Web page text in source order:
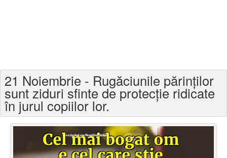
Felicitari varsta
Felicitari zilele anului
Felicitari zile saptamana
21 Noiembrie - Rugăciunile părinților
sunt ziduri sfinte de protecție ridicate
în jurul copiilor lor.